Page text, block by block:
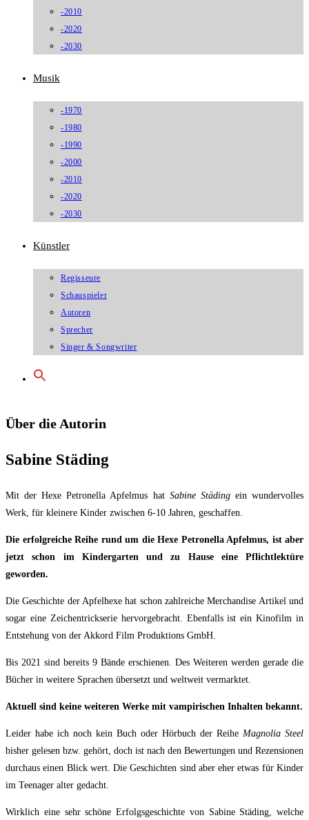
-2010
-2020
-2030
Musik
-1970
-1980
-1990
-2000
-2010
-2020
-2030
Künstler
Regisseure
Schauspieler
Autoren
Sprecher
Singer & Songwriter
Über die Autorin
Sabine Städing
Mit der Hexe Petronella Apfelmus hat Sabine Städingein wundervolles
Werk, für kleinere Kinder zwischen 6-10 Jahren, geschaffen.
Die erfolgreiche Reihe rund um die Hexe Petronella Apfelmus, ist aber
jetzt schon im Kindergarten und zu Hause eine Pflichtlektüre
geworden.
Die Geschichte der Apfelhexe hat schon zahlreiche Merchandise Artikel und
sogar eine Zeichentrickserie hervorgebracht. Ebenfalls ist ein Kinofilm in
Entstehung von der Akkord Film Produktions GmbH
Bis 2021 sind bereits 9 Bände erschienen. Des Weiteren werden gerade die
Bücher in weitere Sprachen übersetzt und weltweit vermarktet.
Aktuell sind keine weiteren Werke mit vampirischen Inhalten bekannt.
Leider habe ich noch kein Buch oder Hörbuch der Reihe Magnolia Steel
bisher gelesen bzw. gehört, doch ist nach den Bewertungen und Rezensionen
durchaus einen Blick wert. Die Geschichten sind aber eher etwas für Kinder
im Teenager alter gedacht.
Wirklich eine sehr schöne Erfolgsgeschichte von Sabine Städing, welche